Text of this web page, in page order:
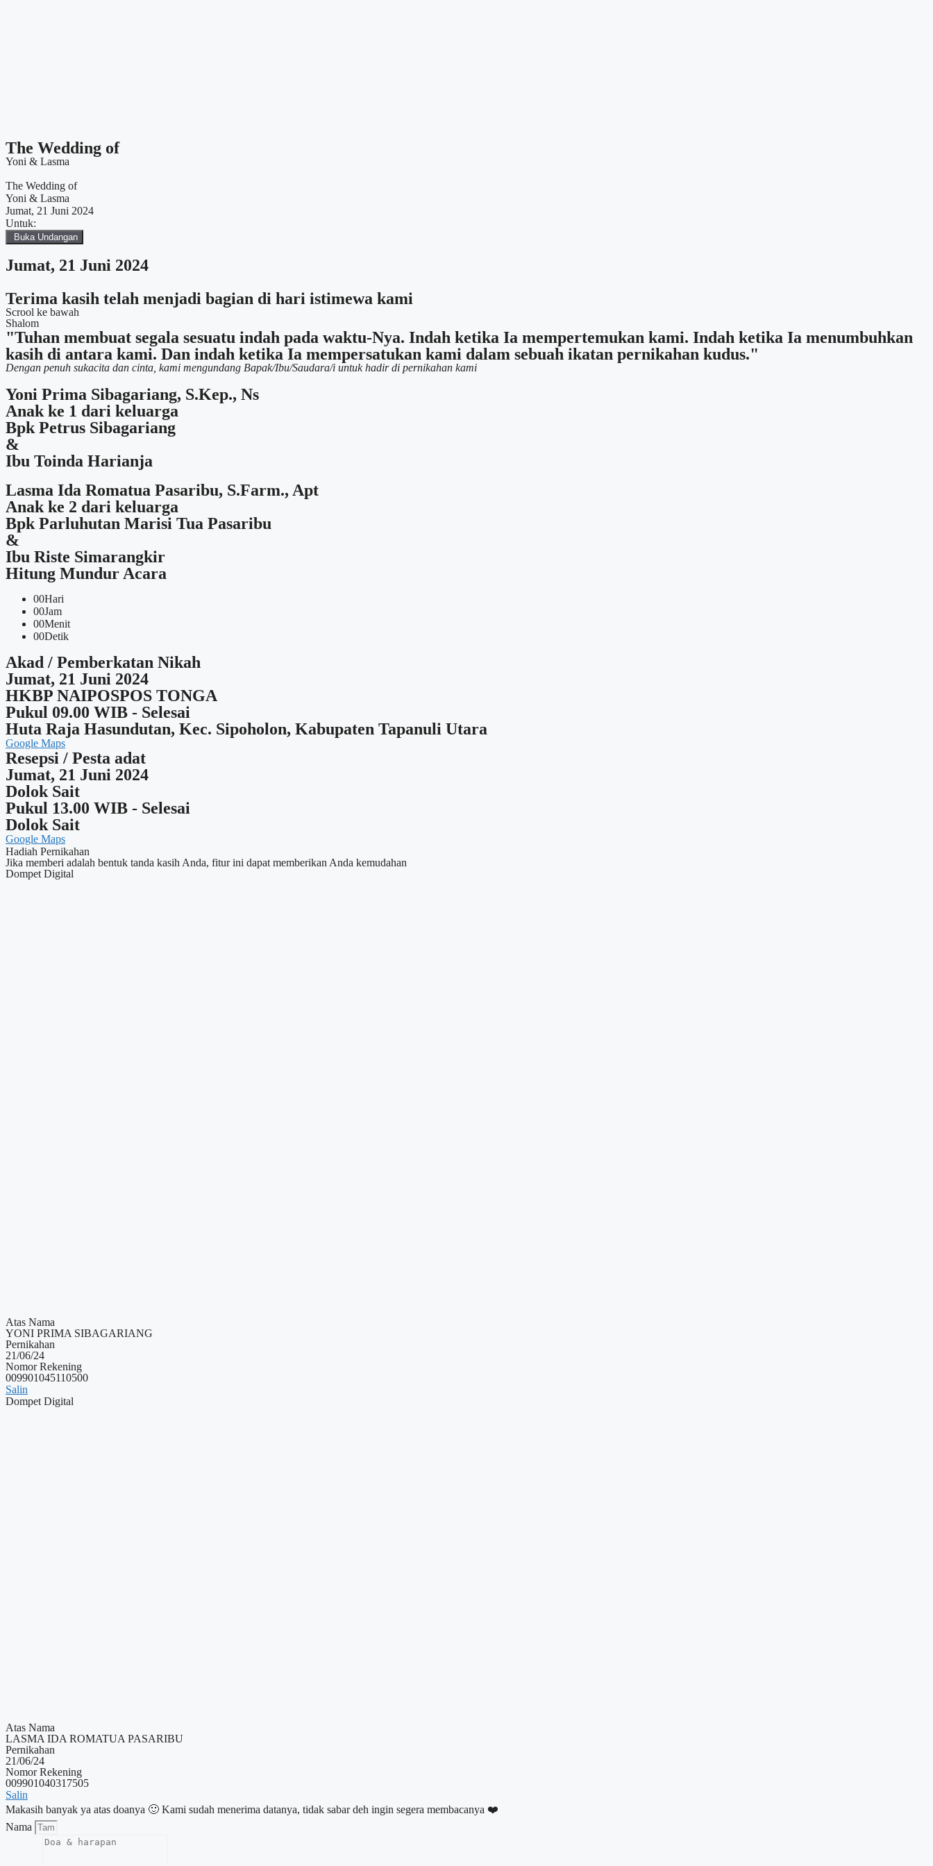
The Wedding of
Yoni & Lasma
The Wedding of
Yoni & Lasma
Jumat, 21 Juni 2024
Untuk:
Buka Undangan
Jumat, 21 Juni 2024
Terima kasih telah menjadi bagian di hari istimewa kami
Scrool ke bawah
Shalom
"Tuhan membuat segala sesuatu indah pada waktu-Nya. Indah ketika Ia mempertemukan kami. Indah ketika Ia menumbuhkan
kasih di antara kami. Dan indah ketika Ia mempersatukan kami dalam sebuah ikatan pernikahan kudus."
Dengan penuh sukacita dan cinta, kami mengundang Bapak/Ibu/Saudara/i untuk hadir di pernikahan kami
Yoni Prima Sibagariang, S.Kep., Ns
Anak ke 1 dari keluarga
Bpk Petrus Sibagariang
&
Ibu Toinda Harianja
Lasma Ida Romatua Pasaribu, S.Farm., Apt
Anak ke 2 dari keluarga
Bpk Parluhutan Marisi Tua Pasaribu
&
Ibu Riste Simarangkir
Hitung Mundur Acara
00Hari
00Jam
00Menit
00Detik
Akad / Pemberkatan Nikah
Jumat, 21 Juni 2024
HKBP NAIPOSPOS TONGA
Pukul 09.00 WIB - Selesai
Huta Raja Hasundutan, Kec. Sipoholon, Kabupaten Tapanuli Utara
Google Maps
Resepsi / Pesta adat
Jumat, 21 Juni 2024
Dolok Sait
Pukul 13.00 WIB - Selesai
Dolok Sait
Google Maps
Hadiah Pernikahan
Jika memberi adalah bentuk tanda kasih Anda, fitur ini dapat memberikan Anda kemudahan
Dompet Digital
Atas Nama
YONI PRIMA SIBAGARIANG
Pernikahan
21/06/24
Nomor Rekening
009901045110500
Salin
Dompet Digital
Atas Nama
LASMA IDA ROMATUA PASARIBU
Pernikahan
21/06/24
Nomor Rekening
009901040317505
Salin
Makasih banyak ya atas doanya 🙂 Kami sudah menerima datanya, tidak sabar deh ingin segera membacanya ❤️
Nama